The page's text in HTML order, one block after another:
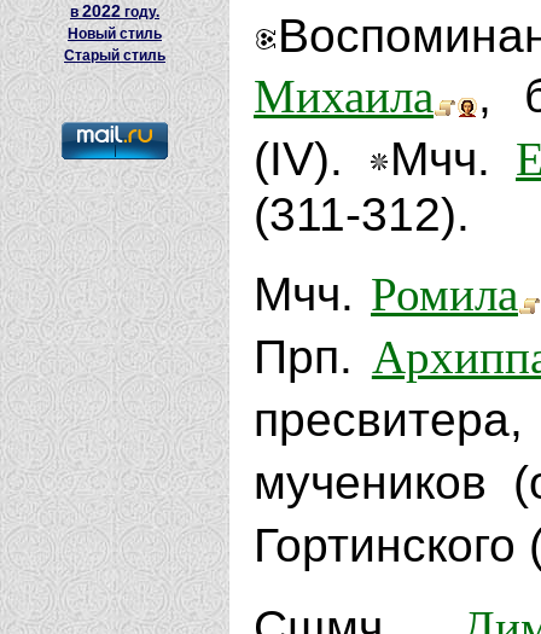
в2022 году.
Новый стиль
Старый стиль
Михаила
,
(IV).
Мчч.
(311-312).
Мчч. Ромила
Прп.
пресвитера,